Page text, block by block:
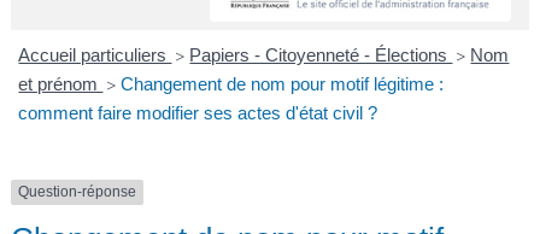
Accueil particuliers > Papiers - Citoyenneté - Élections > Nom
et prénom > Changement de nom pour motif légitime :
comment faire modifier ses actes d'état civil ?
Question-réponse